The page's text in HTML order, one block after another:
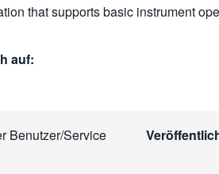
that supports basic instrument
auf:
Benutzer/Service